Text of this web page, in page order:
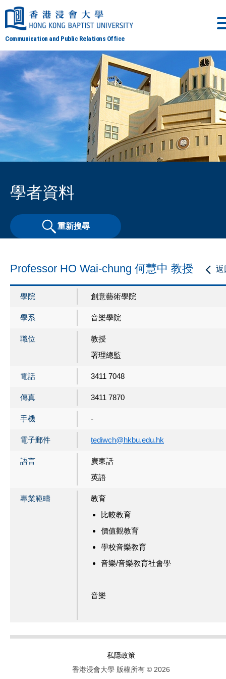
Communication and Public Relations Office
學者資料
重新搜尋
返
Professor HO Wai-chung 何慧中 教授
學院 創意藝術學院
學系 音樂學院
職位
教授
署理總監
電話 3411 7048
傳真 3411 7870
手機 -
電子郵件 tediwch@hkbu.edu.hk
語言
廣東話
英語
專業範疇
教育
比較教育
價值觀教育
學校音樂教育
音樂/音樂教育社會學
音樂
私隱政策
香港浸會大學 版權所有 © 2026